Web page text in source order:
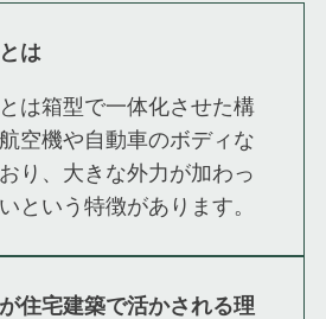
は
は箱型で一体化させた構
空機や自動車のボディな
り、大きな外力が加わっ
という特徴があります。
住宅建築で活かされる理